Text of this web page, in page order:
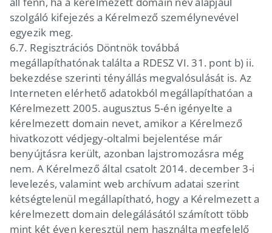
szolgáló kifejezés a Kérelmező személynevével
egyezik meg.
6.7. Regisztrációs Döntnök továbbá
megállapíthatónak találta a RDESZ VI. 31. pont b) ii.
bekezdése szerinti tényállás megvalósulását is. Az
Interneten elérhető adatokból megállapíthatóan a
Kérelmezett 2005. augusztus 5-én igényelte a
kérelmezett domain nevet, amikor a Kérelmező
hivatkozott védjegy-oltalmi bejelentése már
benyújtásra került, azonban lajstromozásra még
nem. A Kérelmező által csatolt 2014. december 3-i
levelezés, valamint web archívum adatai szerint
kétségtelenül megállapítható, hogy a Kérelmezett a
kérelmezett domain delegálásától számított több
mint két éven keresztül nem használta megfelelő